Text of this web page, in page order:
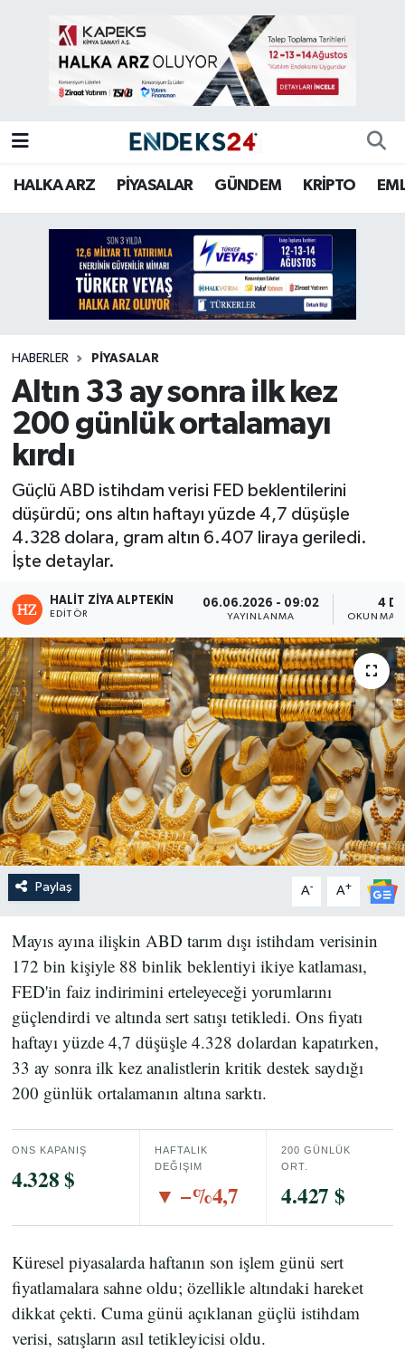
HALKA ARZ PİYASALAR GÜNDEM KRİPTO
HABERLER PİYASALAR
Altın 33 ay sonra ilk kez
200 günlük ortalamayı
kırdı
Güçlü ABD istihdam verisi FED beklentilerini
düşürdü; ons altın haftayı yüzde 4,7 düşüşle
4.328 dolara, gram altın 6.407 liraya geriledi.
İşte detaylar.
HALIT ZIYA ALPTEKIN
EDITÖR
06.06.2026 - 09:02
YAYINLANMA
4 DK
OKUNMA
Paylaş A- A+
Mayıs ayına ilişkin ABD tarım dışı istihdam verisinin
172 bin kişiyle 88 binlik beklentiyi ikiye katlaması,
FED'in faiz indirimini erteleyeceği yorumlarını
güçlendirdi ve altında sert satışı tetikledi. Ons fiyatı
haftayı yüzde 4,7 düşüşle 4.328 dolardan kapatırken,
33 ay sonra ilk kez analistlerin kritik destek saydığı
200 günlük ortalamanın altına sarktı.
ONS KAPANIŞ
4.328 $
HAFTALIK
DEĞIŞIM
▼ −%4,7
200 GÜNLÜK
ORT.
4.427 $
Küresel piyasalarda haftanın son işlem günü sert
fiyatlamalara sahne oldu; özellikle altındaki hareket
dikkat çekti. Cuma günü açıklanan güçlü istihdam
verisi, satışların asıl tetikleyicisi oldu.
EMLAK
KRİPTO
OTOMOTİV
SAVUNMA
Nöbetçi Eczaneler
Tüm Manşetler
Son Dakika Haberleri